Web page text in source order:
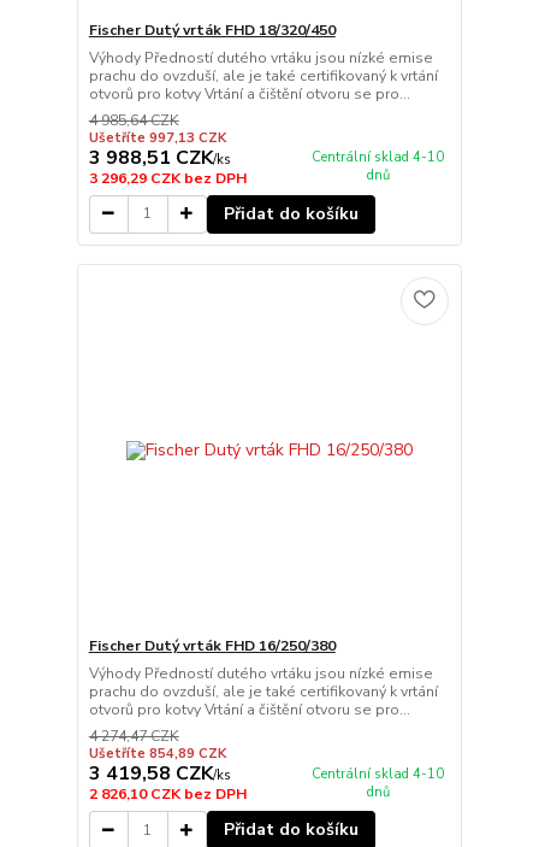
Fischer Dutý vrták FHD 18/320/450
Výhody Předností dutého vrtáku jsou nízké emise
prachu do ovzduší, ale je také certifikovaný k vrtání
otvorů pro kotvy Vrtání a čištění otvoru se pro...
4 985,64 CZK
Ušetříte 997,13 CZK
3 988,51 CZK/ks
3 296,29 CZKbez DPH
Centrální sklad 4-10
dnů
Přidat do košíku
Fischer Dutý vrták FHD 16/250/380
Výhody Předností dutého vrtáku jsou nízké emise
prachu do ovzduší, ale je také certifikovaný k vrtání
otvorů pro kotvy Vrtání a čištění otvoru se pro...
4 274,47 CZK
Ušetříte 854,89 CZK
3 419,58 CZK/ks
2 826,10 CZKbez DPH
Centrální sklad 4-10
dnů
Přidat do košíku